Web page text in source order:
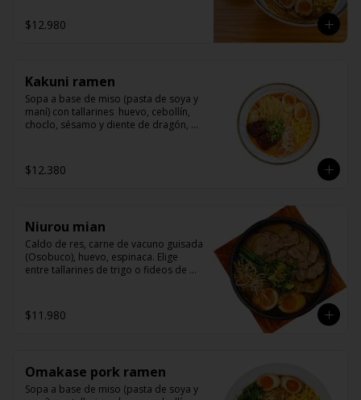
$12.980
Kakuni ramen
Sopa a base de miso (pasta de soya y
maní) con tallarines  huevo, cebollín,
choclo, sésamo y diente de dragón,
$12.380
Niurou mian
Caldo de res, carne de vacuno guisada
(Osobuco), huevo, espinaca. Elige
entre tallarines de trigo o fideos de
$11.980
Omakase pork ramen
Sopa a base de miso (pasta de soya y